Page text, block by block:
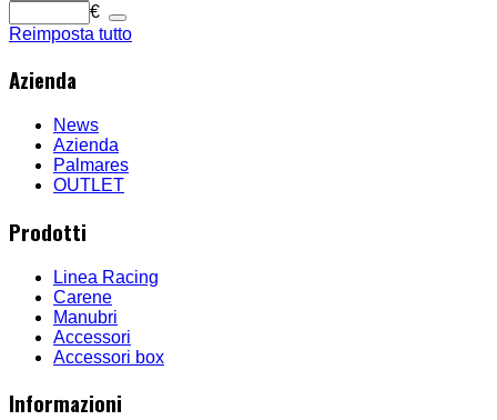
€
Reimposta tutto
Azienda
News
Azienda
Palmares
OUTLET
Prodotti
Linea Racing
Carene
Manubri
Accessori
Accessori box
Informazioni